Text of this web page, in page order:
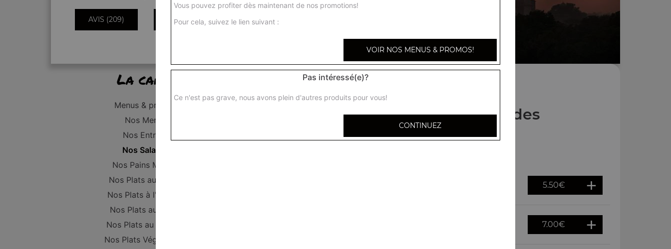
AVIS (209) INFORMATIONS
La carte
Menus & promos
Nos Menus
Nos Entrées
Nos Salades
Nos Pains Maison
Nos Plats au poulet
Nos Plats à l'Agneau
Nos Plats au Boeuf
Nos Plats au Poisson
Nos Plats Végétariens
Nos Salades
5.50€
7.00€
Vous pouvez profiter dès maintenant de nos promotions!
Pour cela, suivez le lien suivant :
VOIR NOS MENUS & PROMOS!
Pas intéressé(e)?
Ce n'est pas grave, nous avons plein d'autres produits pour vous!
CONTINUEZ